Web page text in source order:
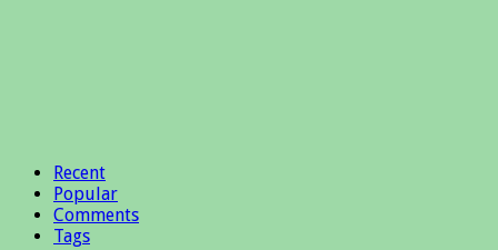
Recent
Popular
Comments
Tags